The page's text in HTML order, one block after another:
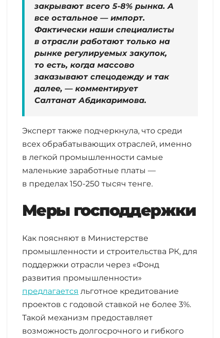
закрывают всего 5-8% рынка. А
все остальное — импорт.
Фактически наши специалисты
в отрасли работают только на
рынке регулируемых закупок,
то есть, когда массово
заказывают спецодежду и так
далее, — комментирует
Салтанат Абдикаримова.
Эксперт также подчеркнула, что среди
всех обрабатывающих отраслей, именно
в легкой промышленности самые
маленькие заработные платы —
в пределах 150-250 тысяч тенге.
Меры господдержки
Как поясняют в Министерстве
промышленности и строительства РК, для
поддержки отрасли через «Фонд
развития промышленности»
предлагается льготное кредитование
проектов с годовой ставкой не более 3%.
Такой механизм предоставляет
возможность долгосрочного и гибкого